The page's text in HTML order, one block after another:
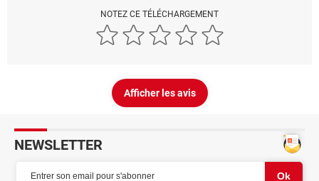
NOTEZ CE TÉLÉCHARGEMENT
Afficher les avis
NEWSLETTER